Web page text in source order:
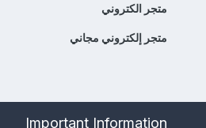
متجر الكتروني
متجر إلكتروني مجاني
Important Information